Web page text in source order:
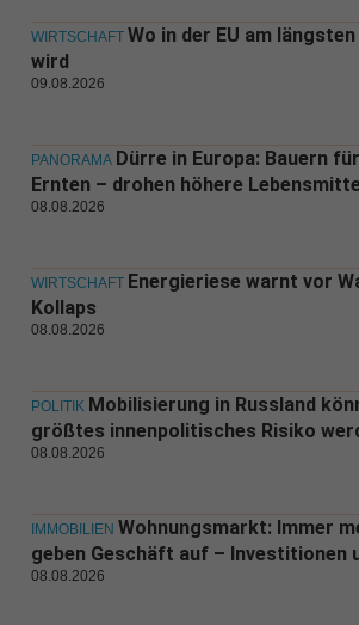
WIRTSCHAFT Wo in der EU am
wird
09.08.2026
PANORAMA Dürre in Europa: Bauern
Ernten – drohen höhere
08.08.2026
WIRTSCHAFT Energieriese warnt vor
Kollaps
08.08.2026
POLITIK Mobilisierung in Russland
größtes innenpolitisches Risiko
08.08.2026
IMMOBILIEN Wohnungsmarkt: Immer
geben Geschäft auf – Investitionen
08.08.2026